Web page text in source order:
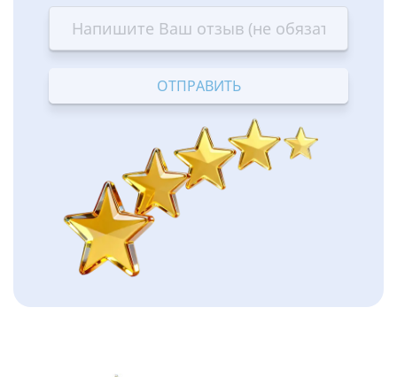
star
Terrible
stars
—
Bad
stars
—
OK
stars
—
Good
stars
—
Excellent